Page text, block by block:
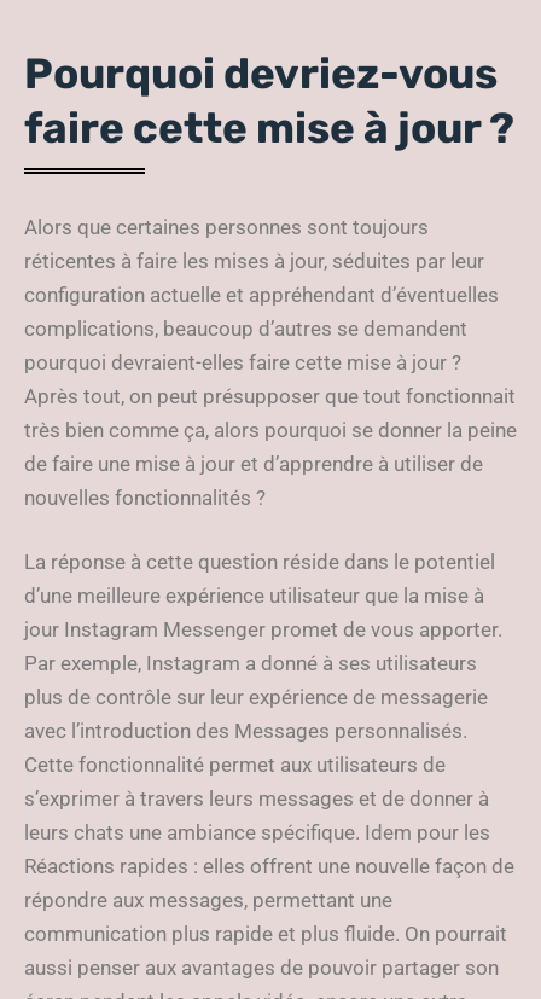
Pourquoi devriez-vous
faire cette mise à jour ?
Alors que certaines personnes sont toujours
réticentes à faire les mises à jour, séduites par leur
configuration actuelle et appréhendant d’éventuelles
complications, beaucoup d’autres se demandent
pourquoi devraient-elles faire cette mise à jour ?
Après tout, on peut présupposer que tout fonctionnait
très bien comme ça, alors pourquoi se donner la peine
de faire une mise à jour et d’apprendre à utiliser de
nouvelles fonctionnalités ?
La réponse à cette question réside dans le potentiel
d’une meilleure expérience utilisateur que la mise à
jour Instagram Messenger promet de vous apporter.
Par exemple, Instagram a donné à ses utilisateurs
plus de contrôle sur leur expérience de messagerie
avec l’introduction des Messages personnalisés.
Cette fonctionnalité permet aux utilisateurs de
s’exprimer à travers leurs messages et de donner à
leurs chats une ambiance spécifique. Idem pour les
Réactions rapides : elles offrent une nouvelle façon de
répondre aux messages, permettant une
communication plus rapide et plus fluide. On pourrait
aussi penser aux avantages de pouvoir partager son